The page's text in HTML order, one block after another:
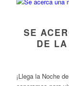
SE
DE
¡Llega la Noche